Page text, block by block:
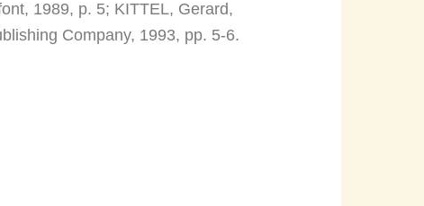
1989, p. 5; KITTEL, Gerard,
Company, 1993, pp. 5-6.